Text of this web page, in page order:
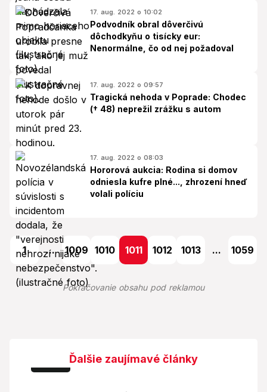
17. aug. 2022 o 10:02
Podvodník obral dôverčivú
dôchodkyňu o tisícky eur:
Nenormálne, čo od nej požadoval
17. aug. 2022 o 09:57
Tragická nehoda v Poprade: Chodec
(† 48) neprežil zrážku s autom
17. aug. 2022 o 08:03
Hororová aukcia: Rodina si domov
odniesla kufre plné..., zhrození hneď
volali políciu
1 ... 1009 1010 1011 1012 1013 ... 1059
Pokračovanie obsahu pod reklamou
Ďalšie zaujímavé články